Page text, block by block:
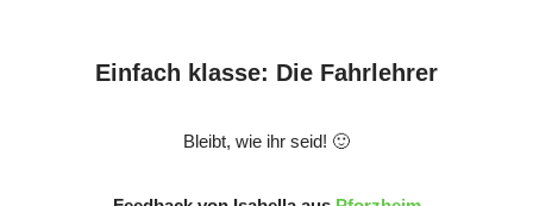
Einfach klasse: Die Fahrlehrer
Bleibt, wie ihr seid! 🙂